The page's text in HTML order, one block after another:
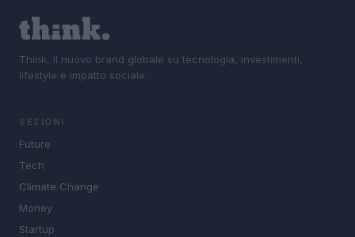
Think, il nuovo brand globale su tecnologia, investimenti,
lifestyle e impatto sociale.
SEZIONI
Future
Tech
Climate Change
Money
Startup